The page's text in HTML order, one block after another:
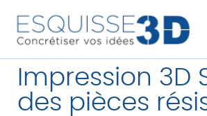
Impression 3D
des pièces